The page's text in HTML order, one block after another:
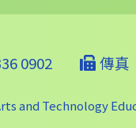
0902 傳真
and Technology